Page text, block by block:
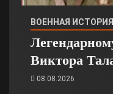
ВОЕННАЯ ИСТОРИЯ
Виктора
08.08.2026